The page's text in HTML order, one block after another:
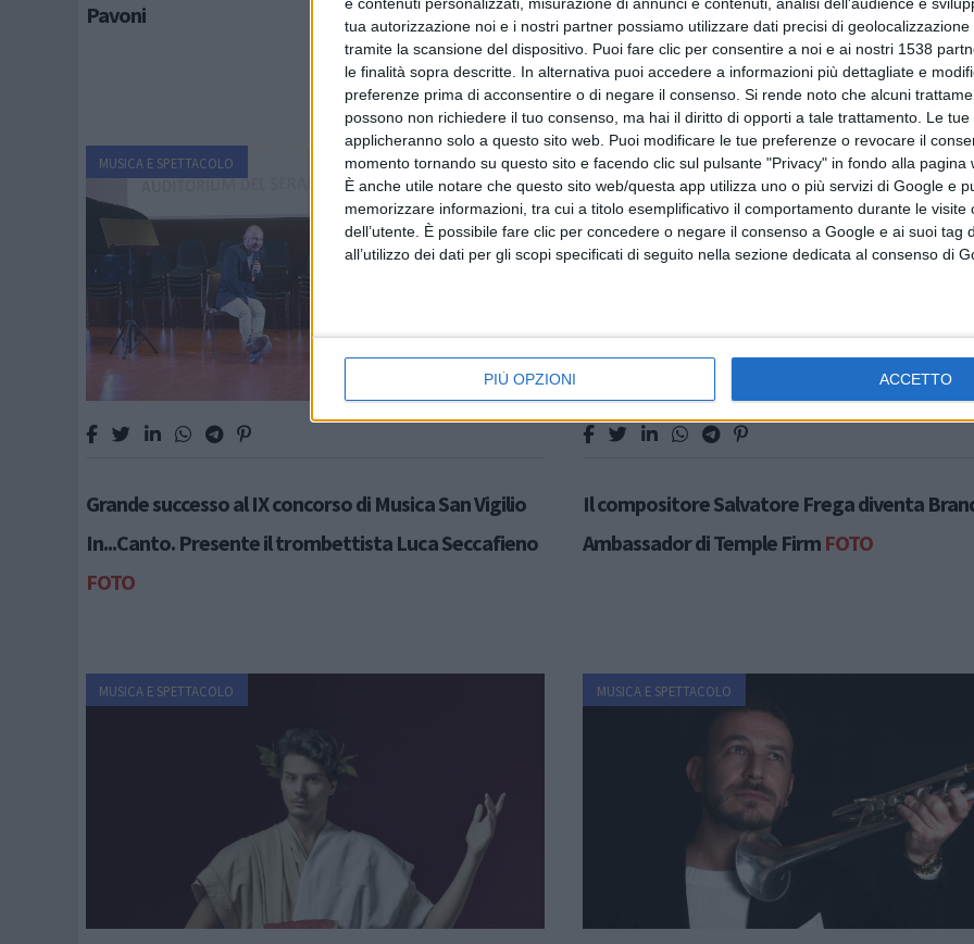
tua autorizzazione noi e i nostri partner possiamo utilizzare dati precisi di
tramite la scansione del dispositivo. Puoi fare clic per consentire a noi e ai nostri 1538
le finalità sopra descritte. In alternativa puoi accedere a informazioni più dettagliate e
preferenze prima di acconsentire o di negare il consenso. Si rende noto che alcuni
possono non richiedere il tuo consenso, ma hai il diritto di opporti a tale trattamento. Le
applicheranno solo a questo sito web. Puoi modificare le tue preferenze o revocare il
momento tornando su questo sito e facendo clic sul pulsante "Privacy" in fondo alla pagina
È anche utile notare che questo sito web/questa app utilizza uno o più servizi di Google e
memorizzare informazioni, tra cui a titolo esemplificativo il comportamento durante le visite
dell’utente. È possibile fare clic per concedere o negare il consenso a Google e ai suoi tag
all’utilizzo dei dati per gli scopi specificati di seguito nella sezione dedicata al consenso di
PIÙ OPZIONI ACCETTO
Pavoni
singolo “(Hey Tu) Vieni Con Me” pubblicato
Joseba PublishingVIDEO FOTO
MUSICA E SPETTACOLO
Grande successo al IX concorso di Musica San Vigilio
In...Canto. Presente il trombettista Luca Seccafieno
FOTO
MUSICA E SPETTACOLO
Il compositore Salvatore Frega diventa
Ambassador di Temple Firm FOTO
MUSICA E SPETTACOLO MUSICA E SPETTACOLO